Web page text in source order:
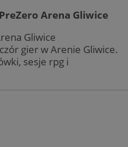
Arena Gliwice
Gliwice
gier w Arenie Gliwice.
sesje rpg i